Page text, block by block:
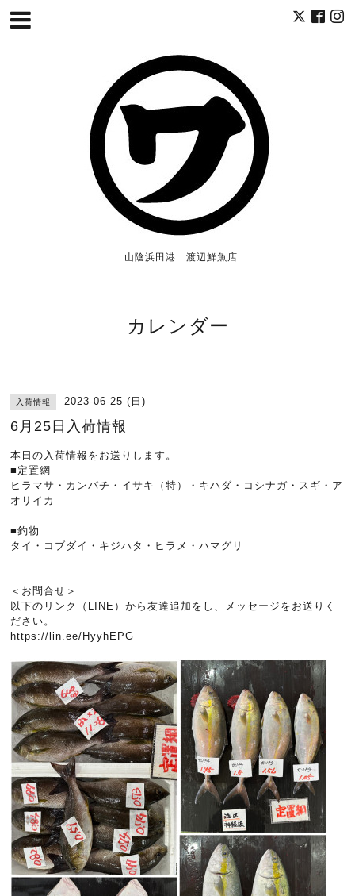
山陰浜田港 渡辺鮮魚店
カレンダー
入荷情報 2023-06-25 (日)
6月25日入荷情報
本日の入荷情報をお送りします。
■定置網
ヒラマサ・カンパチ・イサキ（特）・キハダ・コシナガ・スギ・ア
オリイカ
■釣物
タイ・コブダイ・キジハタ・ヒラメ・ハマグリ
＜お問合せ＞
以下のリンク（LINE）から友達追加をし、メッセージをお送りく
ださい。
https://lin.ee/HyyhEPG